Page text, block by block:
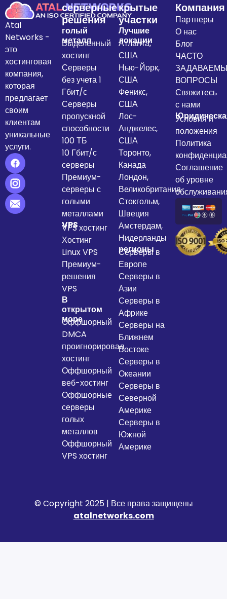
Atal
Networks -
это
хостинговая
компания,
которая
предлагает
своим
клиентам
уникальные
услуги.
серверные
решения
голый
металл
Выделенный
хостинг
Серверы
без учета 1
Гбит/с
Серверы
пропускной
способности
100 ТБ
10 Гбит/с
серверы
Премиум-
серверы с
голыми
металлами
VPS
VPS хостинг
Хостинг
Linux VPS
Премиум-
решения
VPS
В
открытом
море
Оффшорный
DMCA
проигнорировал
хостинг
Оффшорный
веб-хостинг
Оффшорные
серверы
голых
металлов
Оффшорный
VPS хостинг
крытые
участки
Лучшие
локации
Атланта,
США
Нью-Йорк,
США
Феникс,
США
Лос-
Анджелес,
США
Торонто,
Канада
Лондон,
Великобритания
Стокгольм,
Швеция
Амстердам,
Нидерланды
регионы
Серверы в
Европе
Серверы в
Азии
Серверы в
Африке
Серверы на
Ближнем
Востоке
Серверы в
Океании
Серверы в
Северной
Америке
Серверы в
Южной
Америке
Компания
Партнеры
О нас
Блог
ЧАСТО
ВОПРОСЫ
Свяжитесь
с нами
Условия и
положения
Политика
Соглашение
об уровне
© Copyright 2025 | Все права защищены
atalnetworks.com